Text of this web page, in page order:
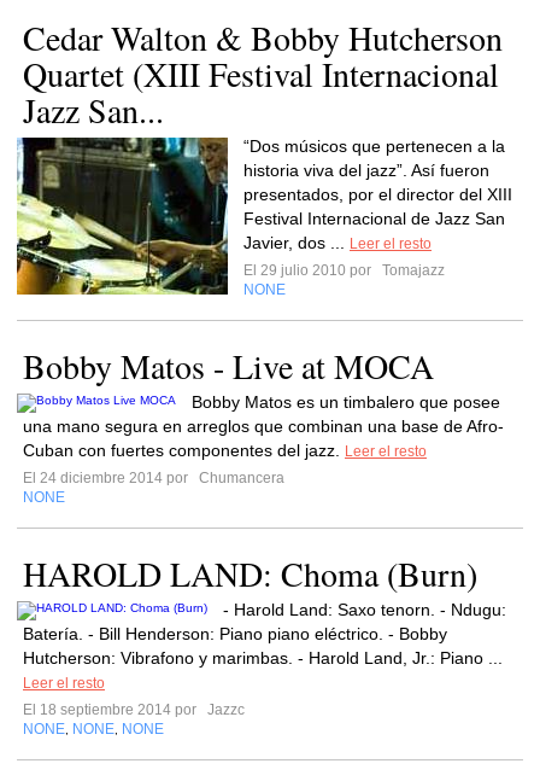
Cedar Walton & Bobby Hutcherson
Quartet (XIII Festival Internacional
Jazz San...
“Dos músicos que pertenecen a la
historia viva del jazz”. Así fueron
presentados, por el director del XIII
Festival Internacional de Jazz San
Javier, dos ...
Leer el resto
El 29 julio 2010 por
Tomajazz
NONE
Bobby Matos - Live at MOCA
Bobby Matos es un timbalero que posee
una mano segura en arreglos que combinan una base de Afro-
Cuban con fuertes componentes del jazz.
Leer el resto
El 24 diciembre 2014 por
Chumancera
NONE
HAROLD LAND: Choma (Burn)
- Harold Land: Saxo tenorn. - Ndugu:
Batería. - Bill Henderson: Piano piano eléctrico. - Bobby
Hutcherson: Vibrafono y marimbas. - Harold Land, Jr.: Piano ...
Leer el resto
El 18 septiembre 2014 por
Jazzc
NONE NONE NONE